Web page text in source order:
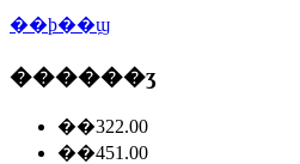
��ϸ��ϣ
������ʒ
��322.00
��451.00